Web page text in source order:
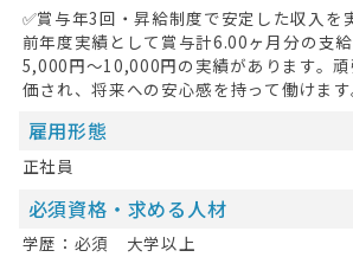
ログイン
キープした求人 0
最近見た求人
掲載希望の方へ
✅賞与年3回・昇給制度で安定した収入を
前年度実績として賞与計6.00ヶ月分の支
5,000円〜10,000円の実績があります。
価され、将来への安心感を持って働けます
雇用形態
正社員
必須資格・求める人材
学歴：必須 大学以上